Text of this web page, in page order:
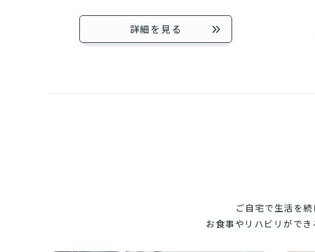
詳細を見る
ご自宅で生活を
お食事やリハビリがで